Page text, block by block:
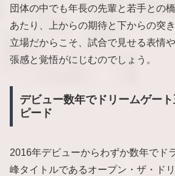
団体の中でも年長の先輩と若手との
あたり、上からの期待と下からの突
立場だからこそ、試合で見せる表情
張感と覚悟がにじむのでしょう。
デビュー数年でドリームゲー
ピード
2016年デビューからわずか数年でド
峰タイトルであるオープン・ザ・ド